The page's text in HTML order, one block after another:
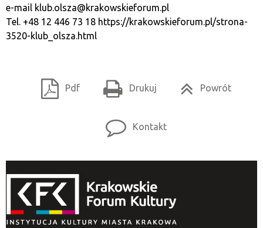
e-mail klub.olsza@krakowskieforum.pl
Tel. +48 12 446 73 18 https://krakowskieforum.pl/strona-
3520-klub_olsza.html
Pdf Drukuj Powrót
Kontakt